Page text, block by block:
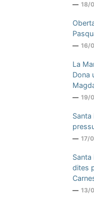
18/
16/
La
Dona
19/
17/
Santa
dites
13/